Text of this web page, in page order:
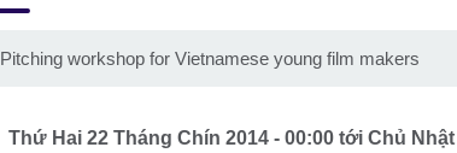
Pitching workshop for Vietnamese young film makers
Date
Thứ Hai 22 Tháng Chín 2014 - 00:00 tớiChủ